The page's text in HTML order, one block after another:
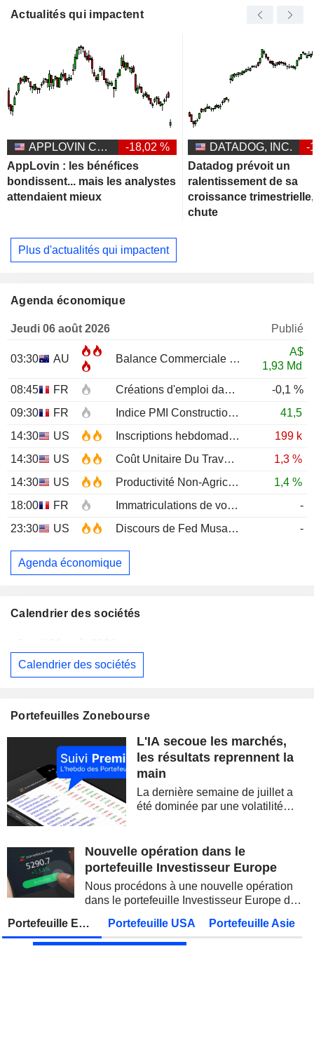
Actualités qui impactent
APPLOVIN CORPORATION
-18,02 %
AppLovin : les bénéfices
bondissent... mais les analystes
attendaient mieux
DATADOG, INC.
-
Datadog prévoit un
ralentissement de sa
croissance
chute
Plus d'actualités qui impactent
Agenda économique
Jeudi 06 août 2026 Publié
03:30 AU Balance CommercialeJUN
A$
1,93 Md
08:45
FR Créations d'emploi dans le secteur privé non agricole (Trimestriel)
-0,1 %
09:30
FR Indice PMI Construction
41,5
14:30
US Inscriptions hebdomadaires au chômage
199 k
14:30
US Coût Unitaire Du Travail (Trimestriel)Prél
1,3 %
14:30
US Productivité Non-Agricole (Trimestriel) Prél
1,4 %
18:00
FR Immatriculations de voitures neuves (annuelles)
-
23:30
US Discours de Fed Musalem -
Agenda économique
Calendrier des sociétés
MAUREL
SIEMENS AG
SOFTBANK GROUP CORP. Publication des résultats - Q1 2027 08:30
DBS GROUP HOLDINGS LTD
DEUTSCHE TELEKOM AG Publication des résultats - Q2 2026 07:00
CONOCOPHILLIPS
PARKER-HANNIFIN CORPORATION Publication des résultats - Q4 2026
13:00
PETROBRAS Publication des résultats - Q2 2026
Calendrier des sociétés
Portefeuilles Zonebourse
L'IA secoue les marchés,
les résultats reprennent la
main
La dernière semaine de juillet a
été dominée par une volatilité
semi-conducteurs. Les
inquiétudes sur la soutenabilité
Nouvelle opération dans le
portefeuille Investisseur Europe
Nous procédons à une nouvelle opération
dans le portefeuille Investisseur Europe de
Portefeuille Europe Portefeuille USA Portefeuille Asie